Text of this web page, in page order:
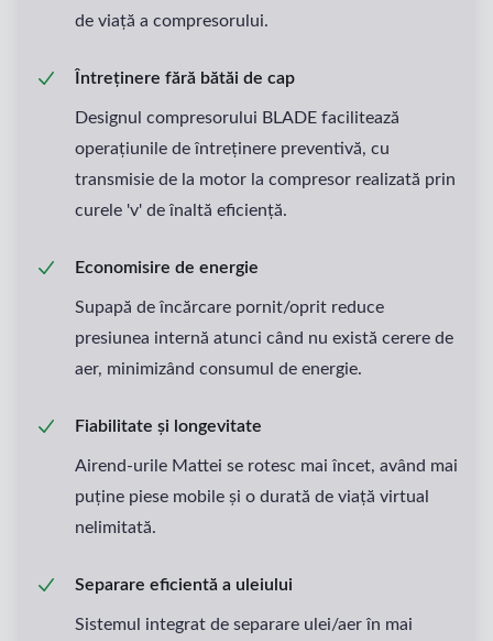
de viață a compresorului.
Întreținere fără bătăi de cap
Designul compresorului BLADE facilitează
operațiunile de întreținere preventivă, cu
transmisie de la motor la compresor realizată prin
curele 'v' de înaltă eficiență.
Economisire de energie
Supapă de încărcare pornit/oprit reduce
presiunea internă atunci când nu există cerere de
aer, minimizând consumul de energie.
Fiabilitate și longevitate
Airend-urile Mattei se rotesc mai încet, având mai
puține piese mobile și o durată de viață virtual
nelimitată.
Separare eficientă a uleiului
Sistemul integrat de separare ulei/aer în mai